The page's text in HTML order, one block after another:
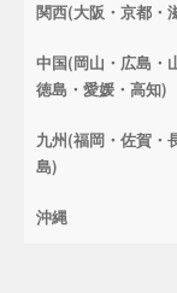
関西(大阪・京都・
中国(岡山・広島・
徳島・愛媛・高知)
九州(福岡・佐賀・
島)
沖縄